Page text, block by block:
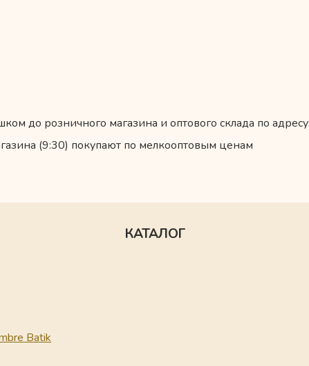
до розничного магазина и оптового склада по
(9:30) покупают по мелкооптовым ценам
КАТАЛОГ
Batik